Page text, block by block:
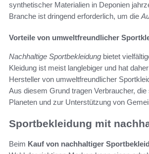
synthetischer Materialien in Deponien
Branche ist dringend erforderlich, um die
Vorteile von umweltfreundlicher
Nachhaltige Sportbekleidung bietet
Kleidung ist meist langlebiger und hat
Hersteller von umweltfreundlicher
Aus diesem Grund tragen Verbraucher,
Planeten und zur Unterstützung von
Sportbekleidung mit
Beim Kauf von nachhaltiger